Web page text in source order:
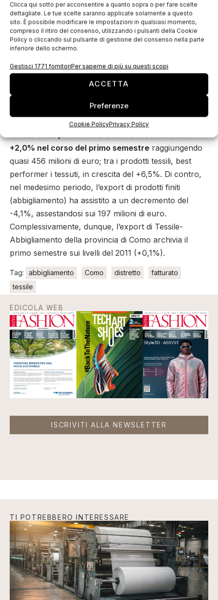
Clicca qui sotto per acconsentire a quanto sopra o per fare scelte
dettagliate. Le tue scelte saranno applicate solamente a questo
sito. È possibile modificare le impostazioni in qualsiasi momento,
compreso il ritiro del consenso, utilizzando i pulsanti della Cookie
Policy o cliccando sul pulsante di gestione del consenso nella parte
inferiore dello schermo.
Gestisci 1771 fornitoriPer saperne di più su questi scopi
ACCETTA
Preferenze
Cookie PolicyPrivacy Policy
+30% circa rispetto al2010, a fronte di un calo del
-22% evidenziato dai debiti verso le banche di breve
termine.
Venendo all’analisi della liquidità aziendale,
circolante netto(da intendersi come differenza tra
attivo e passivo corrente)risulta positivo e, proprio
nel 2011, ha evidenziato un incremento del +15,2
Con riferimento allaprima parte del 2012
+2,0% nel corso del primo semestre raggiungendo
quasi 456 milioni di euro; tra i prodotti tessili, best
performer i tessuti, in crescita del +6,5%. Di contro,
nel medesimo periodo, l’export di prodotti finiti
(abbigliamento) ha assistito a un decremento del
-4,1%, assestandosi sui 197 milioni di euro.
Complessivamente, dunque, l’export di Tessile-
Abbigliamento della provincia di Como archivia il
primo semestre sui livelli del 2011 (+0,1%).
Tag: abbigliamento Como distretto
fatturato
tessile
EDICOLA WEB
ISCRIVITI ALLA NEWSLETTER
TI POTREBBERO INTERESSARE